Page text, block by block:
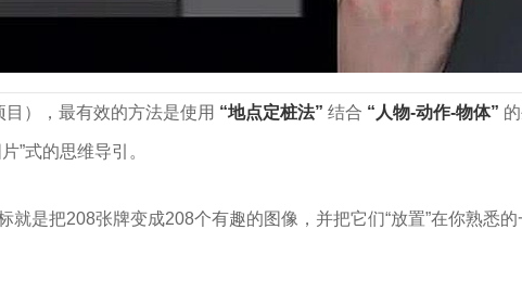
），最有效的方法是使用 “地点定桩法” 结合 “人物-动作-物体”
”式的思维导引。
是把208张牌变成208个有趣的图像，并把它们“放置”在你熟悉的